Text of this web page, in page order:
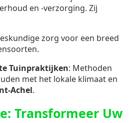
en -verzorging. Zij
zorg voor een breed
Tuinpraktijken: Methoden
met het lokale klimaat en
Achel.
Transformeer Uw